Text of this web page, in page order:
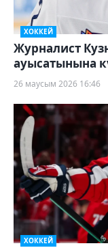
ХОККЕЙ
Журналист
ауысатынына
26 маусым 2026 16:46
ХОККЕЙ